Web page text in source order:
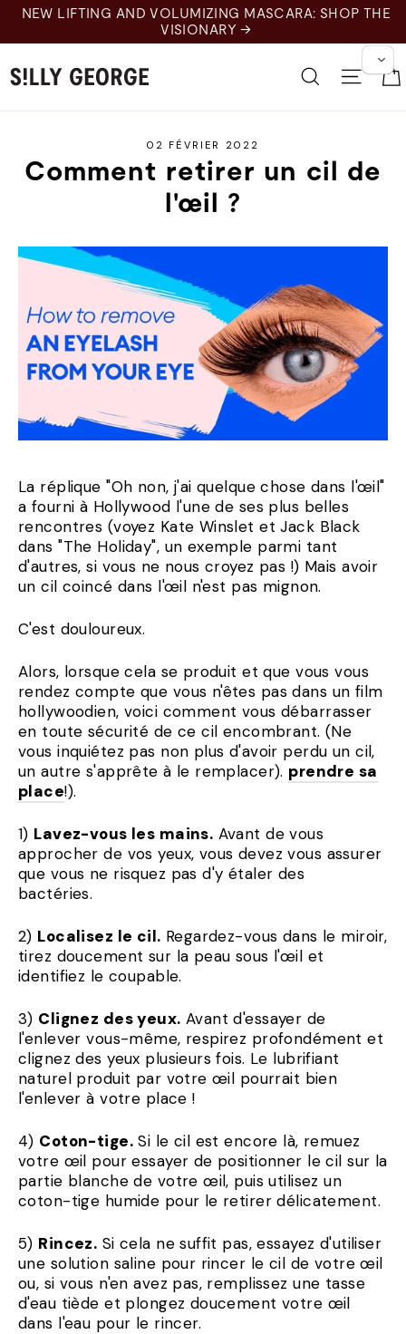
Skip
content
NEW LIFTING AND VOLUMIZING MASCARA: SHOP THE
VISIONARY →
Recherche
02 FÉVRIER 2022
Comment retirer un cil de
l'œil ?
La réplique "Oh non, j'ai quelque chose dans l'œil"
a fourni à Hollywood l'une de ses plus belles
rencontres (voyez Kate Winslet et Jack Black
dans "The Holiday", un exemple parmi tant
d'autres, si vous ne nous croyez pas !) Mais avoir
un cil coincé dans l'œil n'est pas mignon.
C'est douloureux.
Alors, lorsque cela se produit et que vous vous
rendez compte que vous n'êtes pas dans un film
hollywoodien, voici comment vous débarrasser
en toute sécurité de ce cil encombrant. (Ne
vous inquiétez pas non plus d'avoir perdu un cil,
un autre s'apprête à le remplacer). prendre sa
place!).
1) Lavez-vous les mains. Avant de vous
approcher de vos yeux, vous devez vous assurer
que vous ne risquez pas d'y étaler des
bactéries.
2) Localisez le cil. Regardez-vous dans le miroir,
tirez doucement sur la peau sous l'œil et
identifiez le coupable.
3) Clignez des yeux. Avant d'essayer de
l'enlever vous-même, respirez profondément et
clignez des yeux plusieurs fois. Le lubrifiant
naturel produit par votre œil pourrait bien
l'enlever à votre place !
4) Coton-tige.Si le cil est encore là, remuez
votre œil pour essayer de positionner le cil sur la
partie blanche de votre œil, puis utilisez un
coton-tige humide pour le retirer délicatement.
5) Rincez. Si cela ne suffit pas, essayez d'utiliser
une solution saline pour rincer le cil de votre œil
ou, si vous n'en avez pas, remplissez une tasse
d'eau tiède et plongez doucement votre œil
dans l'eau pour le rincer.